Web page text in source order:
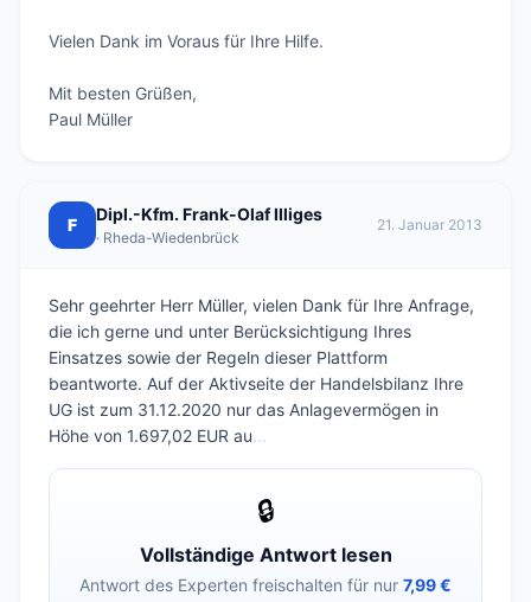
Vielen Dank im Voraus für Ihre Hilfe.
Mit besten Grüßen,
Paul Müller
F
Dipl.-Kfm. Frank-Olaf Illiges
· Rheda-Wiedenbrück
21. Januar 2013
Sehr geehrter Herr Müller, vielen Dank für Ihre Anfrage,
die ich gerne und unter Berücksichtigung Ihres
Einsatzes sowie der Regeln dieser Plattform
beantworte. Auf der Aktivseite der Handelsbilanz Ihre
UG ist zum 31.12.2020 nur das Anlagevermögen in
Höhe von 1.697,02 EUR au...
🔒
Vollständige Antwort lesen
Antwort des Experten freischalten für nur 7,99 €